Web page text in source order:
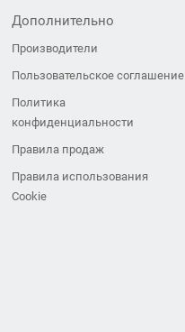
Дополнительно
Производители
Пользовательское соглашение
Политика
конфиденциальности
Правила продаж
Правила использования
Cookie